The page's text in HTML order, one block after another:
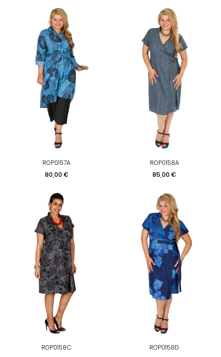
ROP0157A
Prix
80,00 €
ROP0158A
Prix
85,00 €
ROP0158C
ROP0158D